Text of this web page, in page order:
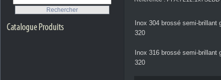
Inox 304 brossé semi-brillant
320
Inox 316 brossé semi-brillant
320